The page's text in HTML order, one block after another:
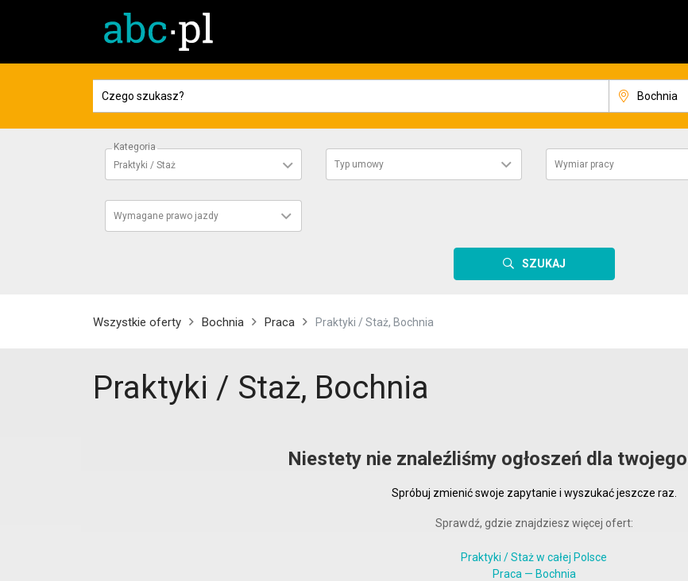
Kategoria
Praktyki / Staż
Typ umowy Wymiar pracy
Wymagane prawo jazdy
SZUKAJ
Wszystkie oferty Bochnia Praca Praktyki / Staż, Bochnia
Praktyki / Staż, Bochnia
Niestety nie znaleźliśmy ogłoszeń dla
Spróbuj zmienić swoje zapytanie i wyszukać jeszcze raz.
Sprawdź, gdzie znajdziesz więcej ofert:
Praktyki / Staż w całej Polsce
Praca — Bochnia